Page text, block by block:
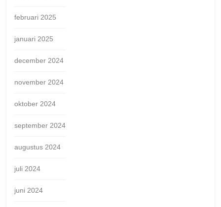
februari 2025
januari 2025
december 2024
november 2024
oktober 2024
september 2024
augustus 2024
juli 2024
juni 2024